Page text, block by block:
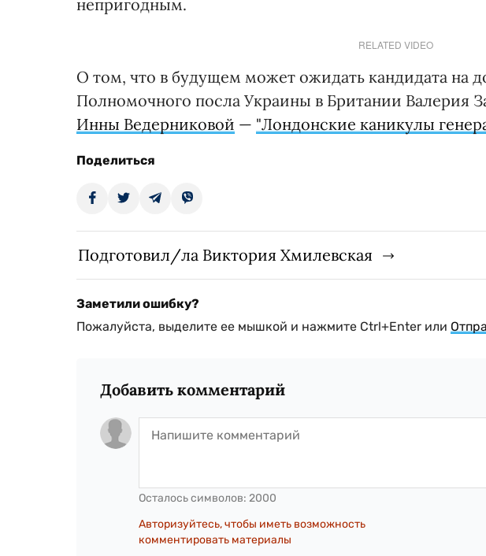
непригодным.
RELATED VIDEO
О том, что в будущем может ожидать кандидата на
Полномочного посла Украины в Британии Валерия
Инны Ведерниковой — "Лондонские каникулы
Поделиться
Подготовил/ла Виктория Хмилевская
Заметили ошибку?
Пожалуйста, выделите ее мышкой и нажмите Ctrl+Enter или
Добавить комментарий
Осталось символов: 2000
Авторизуйтесь, чтобы иметь возможность
комментировать материалы